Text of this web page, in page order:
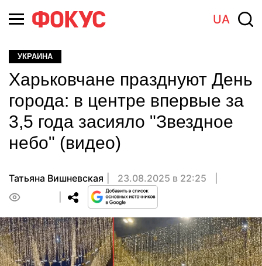
UA
УКРАИНА
Харьковчане празднуют День
города: в центре впервые за
3,5 года засияло "Звездное
небо" (видео)
Татьяна Вишневская
23.08.2025 в 22:25